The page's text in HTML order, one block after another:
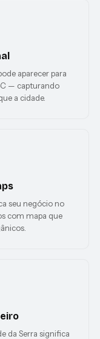
aparecer para
— capturando
a cidade.
seu negócio no
com mapa que
da Serra significa